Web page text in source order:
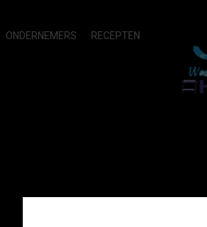
ONDERNEMERS RECEPTEN